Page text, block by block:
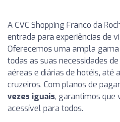
A CVC Shopping Franco da
entrada para experiências de
Oferecemos uma ampla
todas as suas necessidades
aéreas e diárias de hotéis, até
cruzeiros. Com planos de
vezes iguais, garantimos que
acessível para todos.